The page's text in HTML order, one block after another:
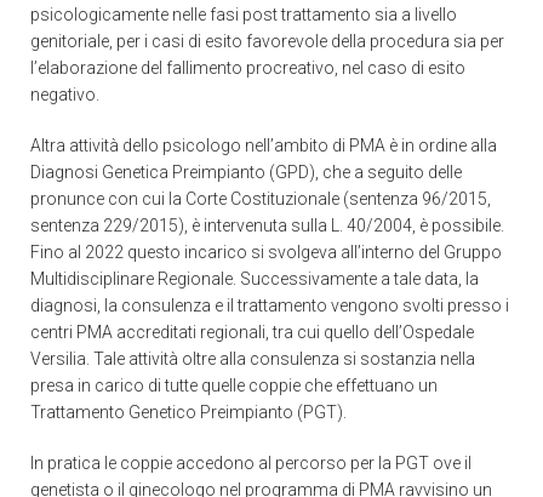
psicologicamente nelle fasi post trattamento sia a livello
genitoriale, per i casi di esito favorevole della procedura sia per
l’elaborazione del fallimento procreativo, nel caso di esito
negativo.
Altra attività dello psicologo nell’ambito di PMA è in ordine alla
Diagnosi Genetica Preimpianto (GPD), che a seguito delle
pronunce con cui la Corte Costituzionale (sentenza 96/2015,
sentenza 229/2015), è intervenuta sulla L. 40/2004, è possibile.
Fino al 2022 questo incarico si svolgeva all’interno del Gruppo
Multidisciplinare Regionale. Successivamente a tale data, la
diagnosi, la consulenza e il trattamento vengono svolti presso i
centri PMA accreditati regionali, tra cui quello dell’Ospedale
Versilia. Tale attività oltre alla consulenza si sostanzia nella
presa in carico di tutte quelle coppie che effettuano un
Trattamento Genetico Preimpianto (PGT).
In pratica le coppie accedono al percorso per la PGT ove il
genetista o il ginecologo nel programma di PMA ravvisino un